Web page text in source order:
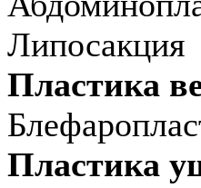
Липосакция
Пластика
Пластика